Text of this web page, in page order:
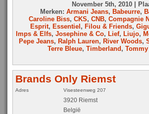
November 5th, 2010 |
Merken: Armani Jeans, Babeurre,
Caroline Biss, CKS, CNB, Compagnie
Esprit, Essentiel , Filou & Friends,
Imps & Elfs, Josephine & Co, Lief, Liujo,
Pepe Jeans, Ralph Lauren, River Woods,
Terre Bleue, Timberland ,
Brands Only Riemst
Adres Visesteenweg 207
3920 Riemst
België